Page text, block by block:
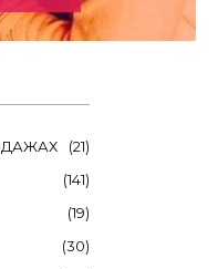
(21)
(141)
(19)
(30)